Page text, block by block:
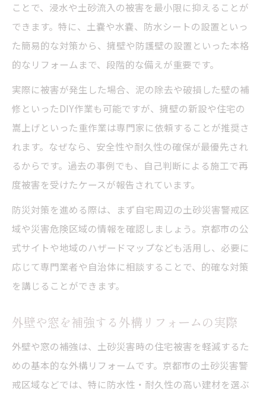
ことで、浸水や土砂流入の被害を最小限に抑えることが
できます。特に、土嚢や水嚢、防水シートの設置といっ
た簡易的な対策から、擁壁や防護壁の設置といった本格
的なリフォームまで、段階的な備えが重要です。
実際に被害が発生した場合、泥の除去や破損した壁の補
修といったDIY作業も可能ですが、擁壁の新設や住宅の
嵩上げといった重作業は専門家に依頼することが推奨さ
れます。なぜなら、安全性や耐久性の確保が最優先され
るからです。過去の事例でも、自己判断による施工で再
度被害を受けたケースが報告されています。
防災対策を進める際は、まず自宅周辺の土砂災害警戒区
域や災害危険区域の情報を確認しましょう。京都市の公
式サイトや地域のハザードマップなども活用し、必要に
応じて専門業者や自治体に相談することで、的確な対策
を講じることができます。
外壁や窓を補強する外構リフォームの実際
外壁や窓の補強は、土砂災害時の住宅被害を軽減するた
めの基本的な外構リフォームです。京都市の土砂災害警
戒区域などでは、特に防水性・耐久性の高い建材を選ぶ